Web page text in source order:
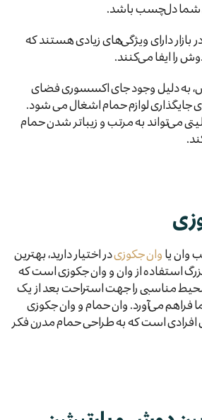
شما دل‌چسب باشد.
بازار دارای ویژگی‌های زیادی هستند که
را ایفا می‌کنند.
به دلیل وجود جای اکسسوری فضای
جایگذاری لوازم حمام اشغال می شود.
می‌تواند به مرتب و زیباتر شدن حمام
وان یا وان جکوزیدر اختیار دارید، بهترین
استفاده از وان و وان جکوزی است که
مناسبی را جهت استراحت بعد از یک
فراهم می‌آورد. وان حمام و وان جکوزی
افرادی است که به طراحی حمام مدرن فکر